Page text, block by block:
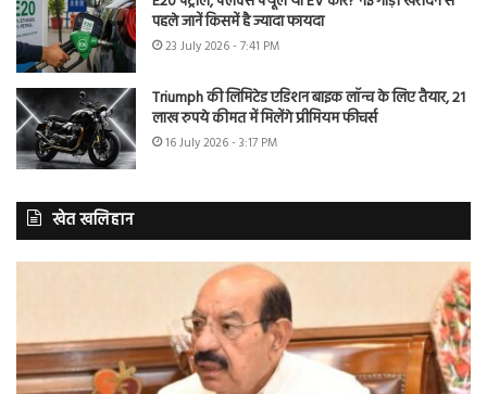
पहले जानें किसमें है ज्यादा फायदा
23 July 2026 - 7:41 PM
Triumph की लिमिटेड एडिशन बाइक लॉन्च के लिए तैयार, 21
लाख रुपये कीमत में मिलेंगे प्रीमियम फीचर्स
16 July 2026 - 3:17 PM
खेत खलिहान